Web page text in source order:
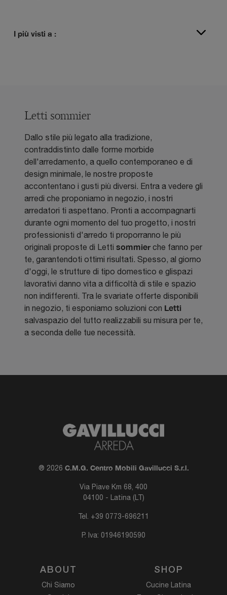
I più visti a :
Letti sommier
Dallo stile più legato alla tradizione,
contraddistinto dalle forme morbide
dell'arredamento, a quello contemporaneo e di
design minimale, le nostre proposte
accontentano i gusti più diversi. Entra a vedere gli
arredi che proponiamo in negozio, i nostri
arredatori ti aspettano. Pronti a accompagnarti
durante ogni momento del tuo progetto, i nostri
professionisti d'arredo ti proporranno le più
originali proposte di Letti sommier che fanno per
te, garantendoti ottimi risultati. Spesso, al giorno
d'oggi, le strutture di tipo domestico e glispazi
lavorativi danno vita a difficoltà di stile e spazio
non indifferenti. Tra le svariate offerte disponibili
in negozio, ti esponiamo soluzioni con Letti
salvaspazio del tutto realizzabili su misura per te,
a seconda delle tue necessità.
® 2026 C.M.G. Centro Mobili Gavillucci S.r.l.
Via Piave Km 68, 400
04100 - Latina (LT)
Tel. +39 0773-696211
P. Iva: 01946190590
ABOUT
Chi Siamo
SHOP
Cucine Latina